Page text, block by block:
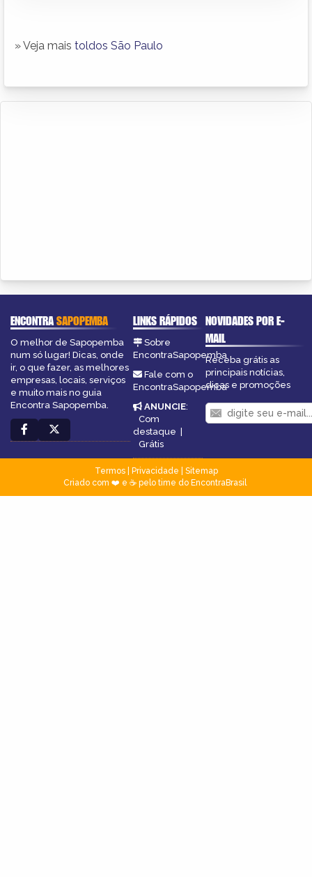
» Veja mais toldos São Paulo
ENCONTRASAPOPEMBA
O melhor de Sapopemba
num só lugar! Dicas, onde
ir, o que fazer, as melhores
empresas, locais, serviços
e muito mais no guia
Encontra Sapopemba.
LINKS RÁPIDOS
Sobre
EncontraSapopemba
Fale com o
EncontraSapopemba
ANUNCIE:
Com
destaque |
Grátis
NOVIDADES POR E-
MAIL
Receba grátis as
principais notícias,
dicas e promoções
Termos| Privacidade
Sitemap
Criado com ❤️ e ☕ pelo time do EncontraBrasil